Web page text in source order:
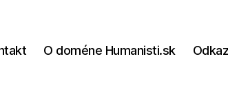
O doméne Humanisti.sk